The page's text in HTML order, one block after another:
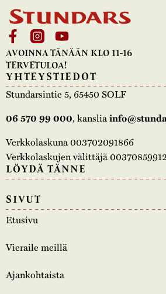
AVOINNA TÄNÄÄN KLO 11-16
TERVETULOA!
YHTEYSTIEDOT
Stundarsintie 5, 65450 SOLF
06 570 99 000, kanslia
Verkkolaskuna 003702091866
Verkkolaskujen välittäjä
LÖYDÄ TÄNNE
SIVUT
Etusivu
Vieraile meillä
Ajankohtaista